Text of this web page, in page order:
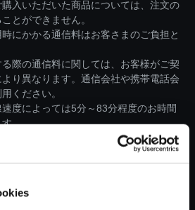
購入いただいた商品については、注文の
とができません。
にかかる通信料はお客さまのご負担と
る際の通信料に関しては、お客様がご契
り異なります。通信会社や携帯電話会
ください。
速度によっては5分～83分程度のお時間
す。
ルのダウンロードの際には、通信環境
お試しください。